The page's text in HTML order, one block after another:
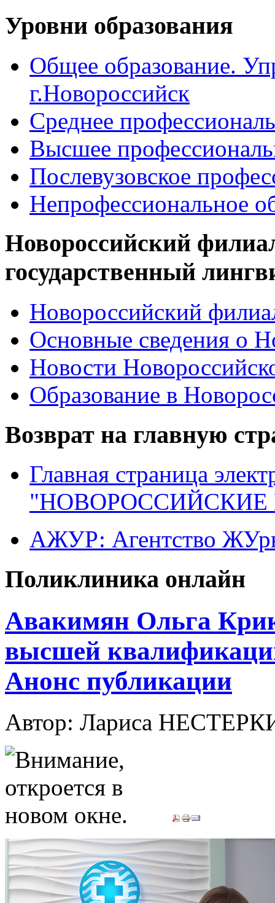
Уровни образования
Общее образование.
г.Новороссийск
Среднее
Высшее
Послевузовское
Непрофессиональное
Новороссийский
государственный
Новороссийский
Основные сведения о
Новости
Образование в
Возврат на главную
Главная страница
"НОВОРОССИЙСКИЕ
АЖУР: Агентство
Поликлиника онлайн
Авакимян Ольга
высшей
Анонс публикации
Автор: Лариса